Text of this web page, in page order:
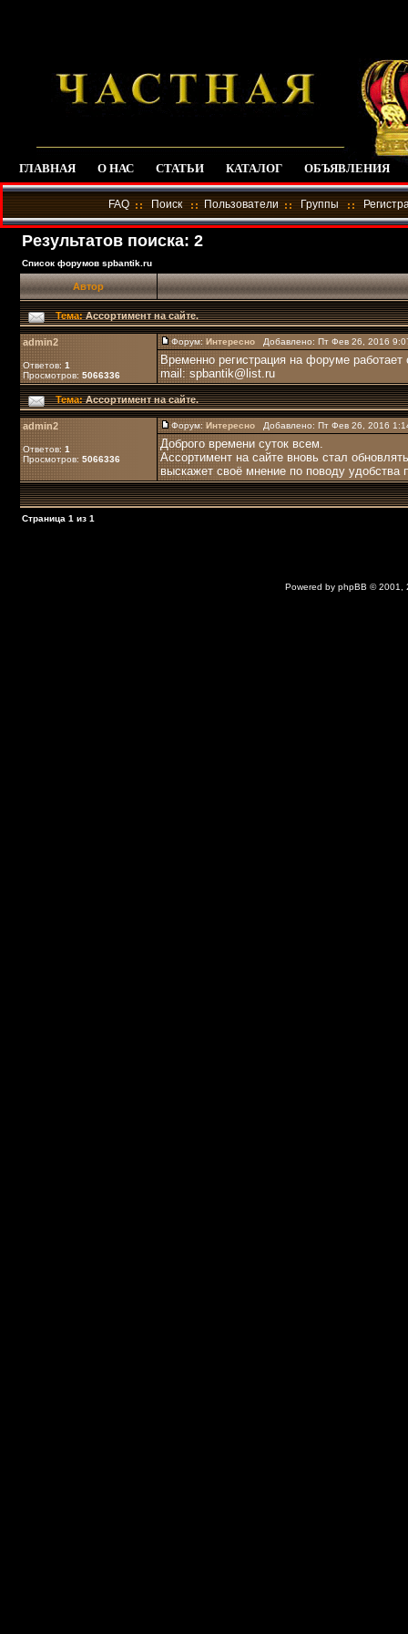
ГЛАВНАЯ О НАС СТАТЬИ КАТАЛОГ ОБЪЯВЛЕНИЯ
FAQ Поиск Пользователи Группы
Результатов поиска: 2
Список форумов spbantik.ru
Автор
Тема:Ассортимент на сайте.
admin2
Ответов: 1
Просмотров: 5066336
Форум: Интересно Добавлено: Пт Фев 26, 2016
Временно регистрация на форуме
mail: spbantik@list.ru
Тема:Ассортимент на сайте.
admin2
Ответов: 1
Просмотров: 5066336
Форум: Интересно Добавлено: Пт Фев 26, 2016
Доброго времени суток всем.
Ассортимент на сайте вновь стал
выскажет своё мнение по поводу удобства
Страница 1 из 1
Powered by phpBB © 2001,